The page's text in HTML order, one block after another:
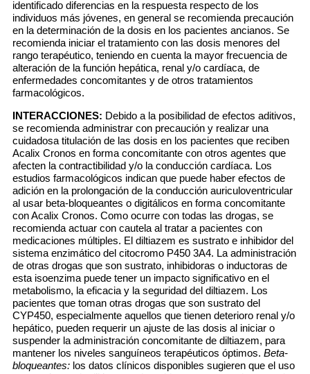
identificado diferencias en la respuesta respecto de los
individuos más jóvenes, en general se recomienda precaución
en la determinación de la dosis en los pacientes ancianos. Se
recomienda iniciar el tratamiento con las dosis menores del
rango terapéutico, teniendo en cuenta la mayor frecuencia de
alteración de la función hepática, renal y/o cardíaca, de
enfermedades concomitantes y de otros tratamientos
farmacológicos.
INTERACCIONES: Debido a la posibilidad de efectos aditivos,
se recomienda administrar con precaución y realizar una
cuidadosa titulación de las dosis en los pacientes que reciben
Acalix Cronos en forma concomitante con otros agentes que
afecten la contractibilidad y/o la conducción cardíaca. Los
estudios farmacológicos indican que puede haber efectos de
adición en la prolongación de la conducción auriculoventricular
al usar beta-bloqueantes o digitálicos en forma concomitante
con Acalix Cronos. Como ocurre con todas las drogas, se
recomienda actuar con cautela al tratar a pacientes con
medicaciones múltiples. El diltiazem es sustrato e inhibidor del
sistema enzimático del citocromo P450 3A4. La administración
de otras drogas que son sustrato, inhibidoras o inductoras de
esta isoenzima puede tener un impacto significativo en el
metabolismo, la eficacia y la seguridad del diltiazem. Los
pacientes que toman otras drogas que son sustrato del
CYP450, especialmente aquellos que tienen deterioro renal y/o
hepático, pueden requerir un ajuste de las dosis al iniciar o
suspender la administración concomitante de diltiazem, para
mantener los niveles sanguíneos terapéuticos óptimos. Beta-
bloqueantes: los datos clínicos disponibles sugieren que el uso